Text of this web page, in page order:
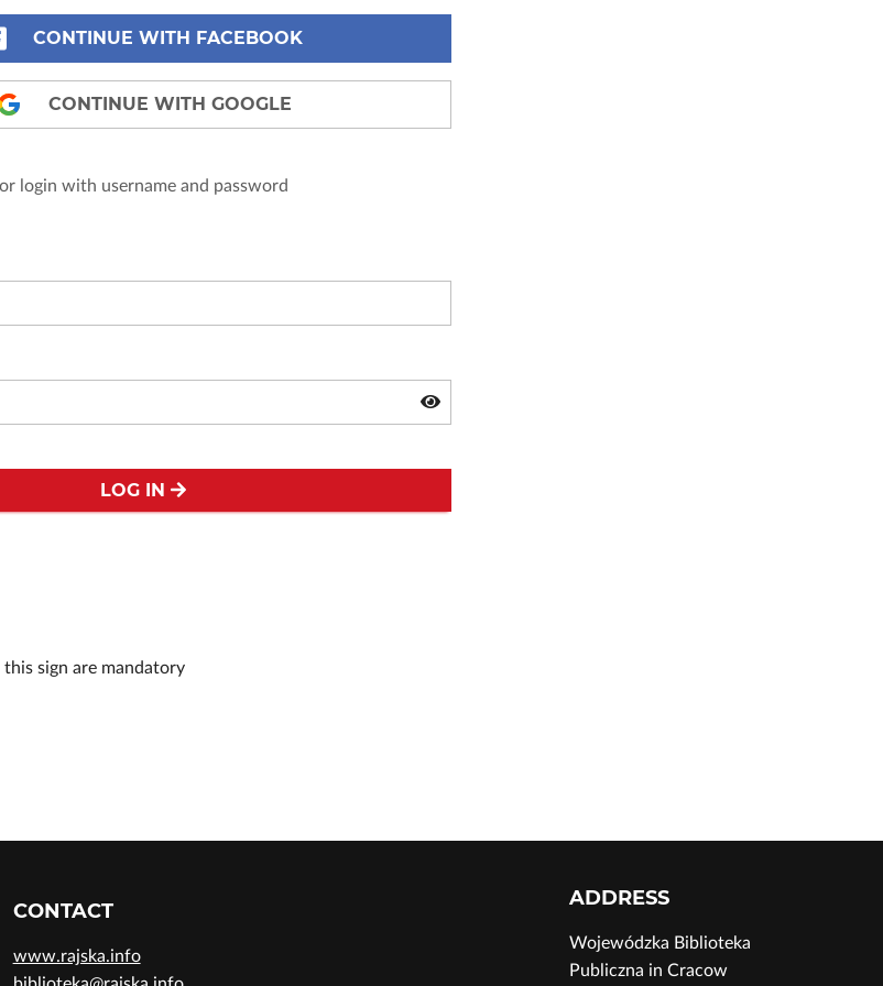
CONTINUE WITH FACEBOOK
CONTINUE WITH GOOGLE
or login with username and password
LOG IN
sign are mandatory
CONTACT
www.rajska.info
ADDRESS
Wojewódzka Biblioteka
Publiczna in Cracow